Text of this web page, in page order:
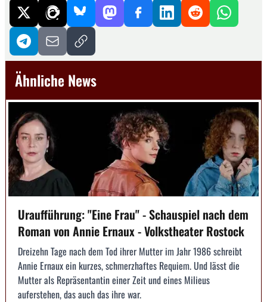
Ähnliche News
Uraufführung: "Eine Frau" - Schauspiel nach dem
Roman von Annie Ernaux - Volkstheater Rostock
Dreizehn Tage nach dem Tod ihrer Mutter im Jahr 1986 schreibt
Annie Ernaux ein kurzes, schmerzhaftes Requiem. Und lässt die
Mutter als Repräsentantin einer Zeit und eines Milieus
auferstehen, das auch das ihre war.